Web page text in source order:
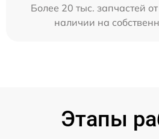
Более 20 тыс. запчастей
наличии на
Этапы